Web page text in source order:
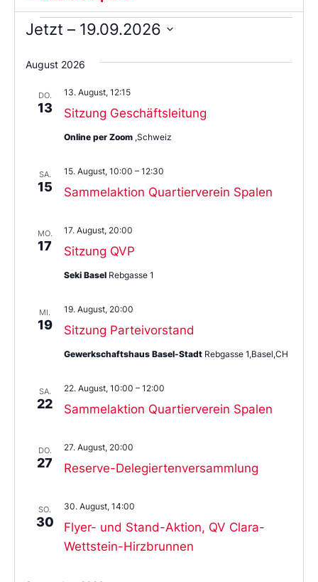
Jetzt – 19.09.2026
Sie
das
aus.
August 2026
DO.
13 Sitzung Geschäftsleitung
13. August, 12:15
Online per Zoom ,Schweiz
SA.
15 Sammelaktion Quartierverein Spalen
15. August, 10:00 – 12:30
MO.
17 Sitzung QVP
17. August, 20:00
Seki Basel Rebgasse 1
MI.
19 Sitzung Parteivorstand
19. August, 20:00
Gewerkschaftshaus Basel-Stadt Rebgasse 1,Basel,CH
SA.
22 Sammelaktion Quartierverein Spalen
22. August, 10:00 – 12:00
DO.
27 Reserve-Delegiertenversammlung
27. August, 20:00
SO.
30
Flyer- und Stand-Aktion, QV Clara-
Wettstein-Hirzbrunnen
30. August, 14:00